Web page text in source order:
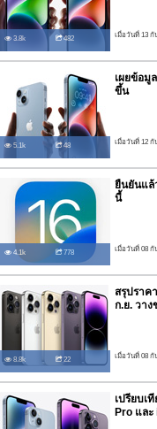
3.8k 482 เมื่อวันที่ 13 กั
5.1k 48
เผยข้อมู
ขึ้น
เมื่อวันที่ 12 กั
4.1k 778
ยืนยันแล้
นี้
เมื่อวันที่ 08 กั
8.8k 22
สรุปราค
ก.ย. วาง
เมื่อวันที่ 08 กั
เปรียบเ
Pro และ